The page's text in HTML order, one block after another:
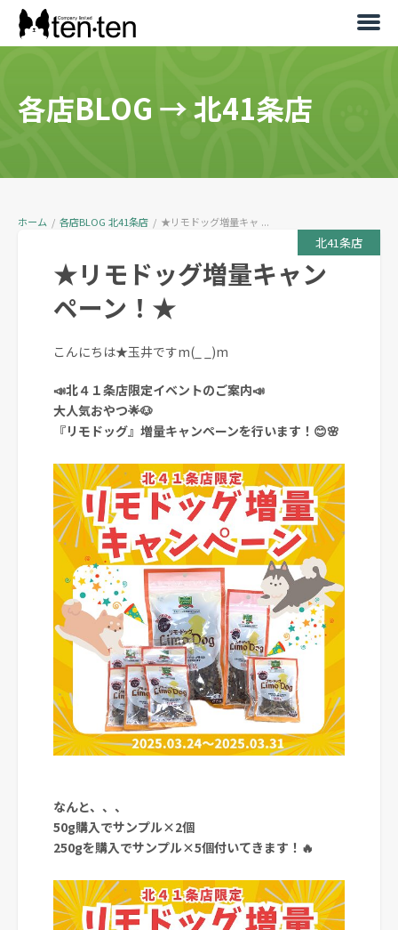
各店BLOG →北41条店
ホーム / 各店BLOG 北41条店 / ★リモドッグ増量キャ ...
北41条店
★リモドッグ増量キャン
ペーン！★
こんにちは★玉井ですm(_ _)m
📣北４１条店限定イベントのご案内📣
大人気おやつ🌟🐶
『リモドッグ』増量キャンペーンを行います！😊🌸
なんと、、、
50g購入でサンプル×2個
250gを購入でサンプル×5個付いてきます！🔥